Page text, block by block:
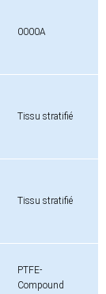
0000A
Tissu stratifié
Tissu stratifié
PTFE-
Compound